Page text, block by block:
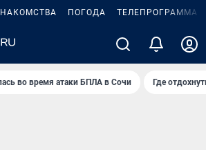
ПОГОДА ТЕЛЕПРОГРАММА
во время атаки БПЛА в Сочи Где